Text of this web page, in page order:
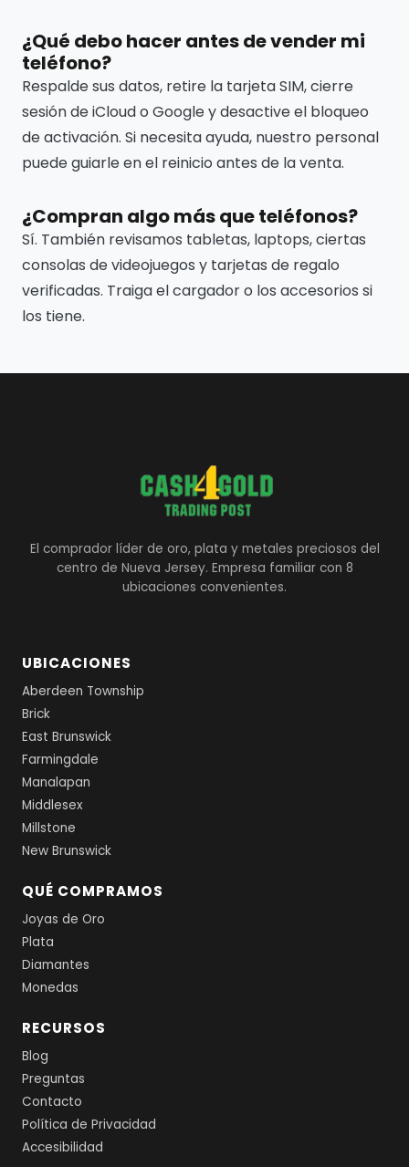
¿Qué debo hacer antes de vender mi
teléfono?
Respalde sus datos, retire la tarjeta SIM, cierre
sesión de iCloud o Google y desactive el bloqueo
de activación. Si necesita ayuda, nuestro personal
puede guiarle en el reinicio antes de la venta.
¿Compran algo más que teléfonos?
Sí. También revisamos tabletas, laptops, ciertas
consolas de videojuegos y tarjetas de regalo
verificadas. Traiga el cargador o los accesorios si
los tiene.
El comprador líder de oro, plata y metales preciosos del
centro de Nueva Jersey. Empresa familiar con 8
ubicaciones convenientes.
UBICACIONES
Aberdeen Township
Brick
East Brunswick
Farmingdale
Manalapan
Middlesex
Millstone
New Brunswick
QUÉ COMPRAMOS
Joyas de Oro
Plata
Diamantes
Monedas
RECURSOS
Blog
Preguntas
Contacto
Política de Privacidad
Accesibilidad